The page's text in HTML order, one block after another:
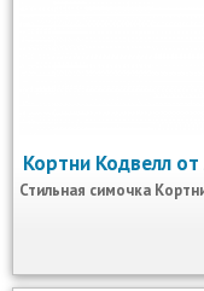
Кортни Кодвелл
Стильная симочка